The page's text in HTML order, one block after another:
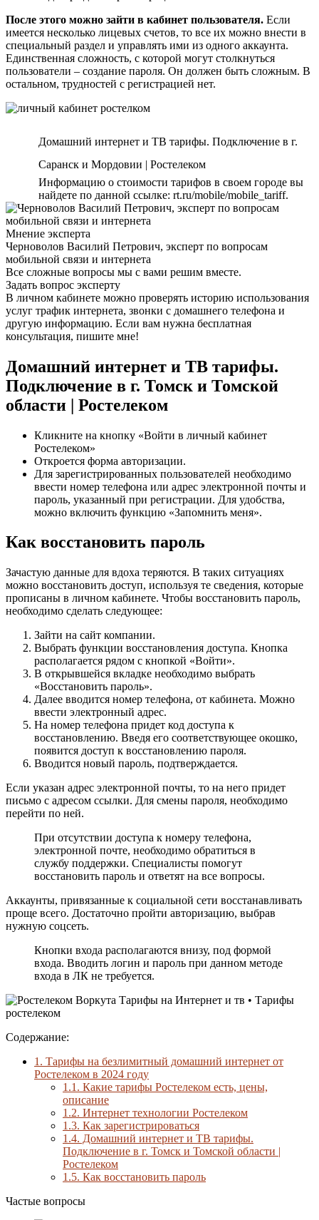
После этого можно зайти в кабинет пользователя. Если
имеется несколько лицевых счетов, то все их можно внести в
специальный раздел и управлять ими из одного аккаунта.
Единственная сложность, с которой могут столкнуться
пользователи – создание пароля. Он должен быть сложным. В
остальном, трудностей с регистрацией нет.
Домашний интернет и ТВ тарифы. Подключение в г.
Саранск и Мордовии | Ростелеком
Информацию о стоимости тарифов в своем городе вы
найдете по данной ссылке: rt.ru/mobile/mobile_tariff.
Мнение эксперта
Черноволов Василий Петрович, эксперт по вопросам
мобильной связи и интернета
Все сложные вопросы мы с вами решим вместе.
Задать вопрос эксперту
В личном кабинете можно проверять историю использования
услуг трафик интернета, звонки с домашнего телефона и
другую информацию. Если вам нужна бесплатная
консультация, пишите мне!
Домашний интернет и ТВ тарифы.
Подключение в г. Томск и Томской
области | Ростелеком
Кликните на кнопку «Войти в личный кабинет
Ростелеком»
Откроется форма авторизации.
Для зарегистрированных пользователей необходимо
ввести номер телефона или адрес электронной почты и
пароль, указанный при регистрации. Для удобства,
можно включить функцию «Запомнить меня».
Как восстановить пароль
Зачастую данные для вдоха теряются. В таких ситуациях
можно восстановить доступ, используя те сведения, которые
прописаны в личном кабинете. Чтобы восстановить пароль,
необходимо сделать следующее:
Зайти на сайт компании.
Выбрать функции восстановления доступа. Кнопка
располагается рядом с кнопкой «Войти».
В открывшейся вкладке необходимо выбрать
«Восстановить пароль».
Далее вводится номер телефона, от кабинета. Можно
ввести электронный адрес.
На номер телефона придет код доступа к
восстановлению. Введя его соответствующее окошко,
появится доступ к восстановлению пароля.
Вводится новый пароль, подтверждается.
Если указан адрес электронной почты, то на него придет
письмо с адресом ссылки. Для смены пароля, необходимо
перейти по ней.
При отсутствии доступа к номеру телефона,
электронной почте, необходимо обратиться в
службу поддержки. Специалисты помогут
восстановить пароль и ответят на все вопросы.
Аккаунты, привязанные к социальной сети восстанавливать
проще всего. Достаточно пройти авторизацию, выбрав
нужную соцсеть.
Кнопки входа располагаются внизу, под формой
входа. Вводить логин и пароль при данном методе
входа в ЛК не требуется.
Содержание:
1. Тарифы на безлимитный домашний интернет от
Ростелеком в 2024 году
1.1. Какие тарифы Ростелеком есть, цены,
описание
1.2. Интернет технологии Ростелеком
1.3. Как зарегистрироваться
1.4. Домашний интернет и ТВ тарифы.
Подключение в г. Томск и Томской области |
Ростелеком
1.5. Как восстановить пароль
Частые вопросы